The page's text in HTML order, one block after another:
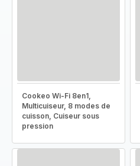
Cookeo Wi-Fi 8en1,
Multicuiseur, 8 modes de
cuisson, Cuiseur sous
pression